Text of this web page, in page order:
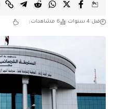
قبل 4 سنوات 6 مشاهدات